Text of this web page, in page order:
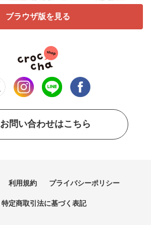
ブラウザ版を見る
お問い合わせはこちら
利用規約 プライバシーポリシー
特定商取引法に基づく表記